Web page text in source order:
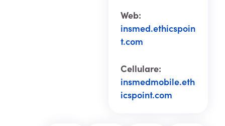
Web:
insmed.ethicspoin
t.com
Cellulare:
insmedmobile.eth
icspoint.com